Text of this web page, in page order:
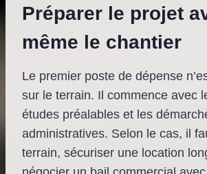
Préparer le projet
même le chantier
Le premier poste de dépense
sur le terrain. Il commence avec
études préalables et les
administratives. Selon le cas, il
terrain, sécuriser une location